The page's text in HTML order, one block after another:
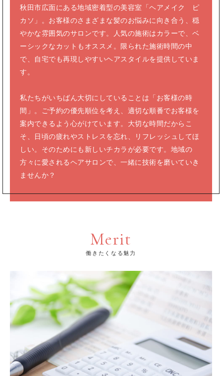
秋田市広面にある地域密着型の美容室 「ヘアメイク ピ
カソ」。 お客様のさまざまな髪のお悩みに向き合う、 穏
やかな雰囲気のサロンです。
人気の施術はカラーで、 ベ
ーシックなカットもオススメ。
限られた施術時間の中
で、自宅でも再現しやすいヘアスタイルを提供していま
す。
私たちがいちばん大切にしていることは 「お客様の時
間」。ご予約の優先順位を考え、 適切な順番でお客様を
案内できるよう心がけています。 大切な時間だからこ
そ、
日頃の疲れやストレスを忘れ、リフレッシュしてほ
しい。 そのためにも新しいチカラが必要です。 地域の
方々に愛されるヘアサロンで、 一緒に技術を磨いていき
ませんか？
Merit
働きたくなる魅力